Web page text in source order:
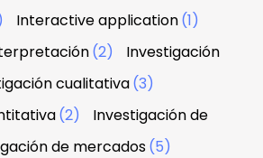
Interactive application(1)
(2)
Investigación
cualitativa(3)
(2)
Investigación de
de mercados(5)